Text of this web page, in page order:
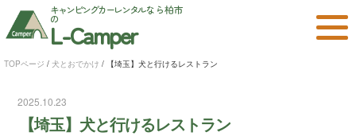
キャンピングカーレンタルなら柏市
の
L-Camper
TOPページ / 犬とおでかけ / 【埼玉】犬と行けるレストラン
2025.10.23
【埼玉】犬と行けるレストラン